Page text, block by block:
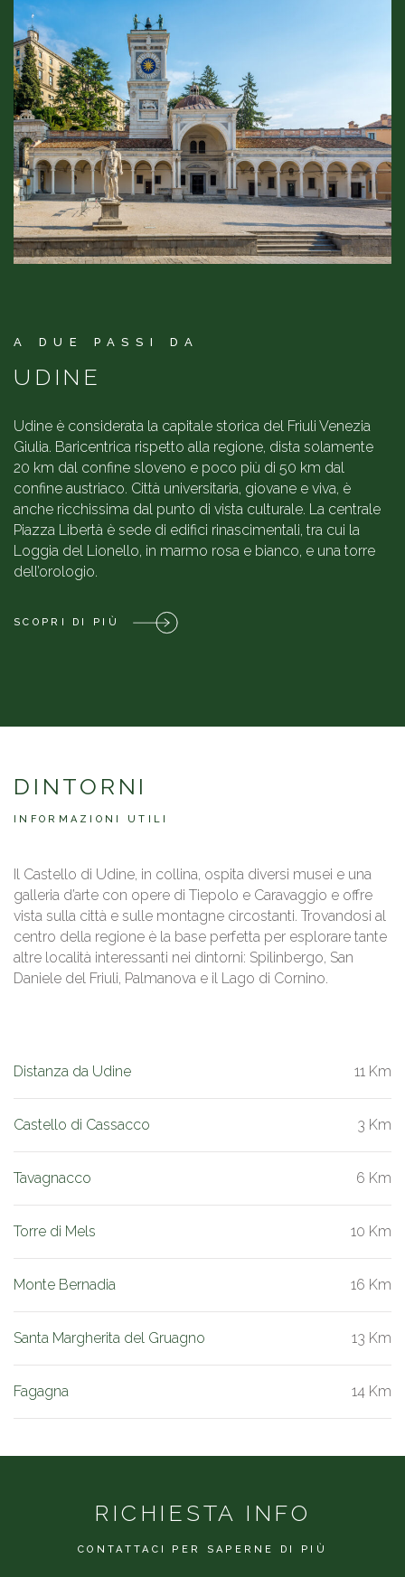
A DUE PASSI DA
UDINE
Udine è considerata la capitale storica del Friuli Venezia
Giulia. Baricentrica rispetto alla regione, dista solamente
20 km dal confine sloveno e poco più di 50 km dal
confine austriaco. Città universitaria, giovane e viva, è
anche ricchissima dal punto di vista culturale. La centrale
Piazza Libertà è sede di edifici rinascimentali, tra cui la
Loggia del Lionello, in marmo rosa e bianco, e una torre
dell’orologio.
SCOPRI DI PIÙ
DINTORNI
INFORMAZIONI UTILI
Il Castello di Udine, in collina, ospita diversi musei e una
galleria d’arte con opere di Tiepolo e Caravaggio e offre
vista sulla città e sulle montagne circostanti. Trovandosi al
centro della regione è la base perfetta per esplorare tante
altre località interessanti nei dintorni: Spilinbergo, San
Daniele del Friuli, Palmanova e il Lago di Cornino.
Distanza da Udine 11 Km
Castello di Cassacco 3 Km
Tavagnacco 6 Km
Torre di Mels 10 Km
Monte Bernadia 16 Km
Santa Margherita del Gruagno 13 Km
Fagagna 14 Km
RICHIESTA INFO
CONTATTACI PER SAPERNE DI PIÙ